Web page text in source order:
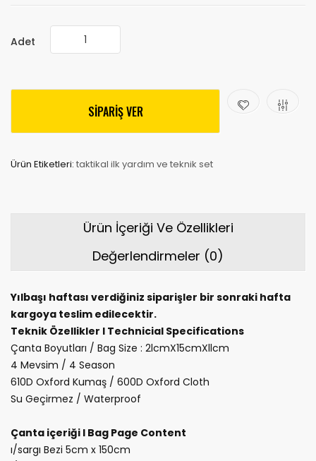
Adet
SİPARİŞ VER
Ürün Etiketleri: taktikal ilk yardım ve teknik set
Ürün İçeriği Ve Özellikleri
Değerlendirmeler (0)
Yılbaşı haftası verdiğiniz siparişler bir sonraki hafta
kargoya teslim edilecektir.
Teknik Özellikler I Technicial Specifications
Çanta Boyutları / Bag Size : 2lcmX15cmXllcm
4 Mevsim / 4 Season
610D Oxford Kumaş / 600D Oxford Cloth
Su Geçirmez / Waterproof
Çanta içeriği I Bag Page Content
ı/sargı Bezi 5cm x 150cm